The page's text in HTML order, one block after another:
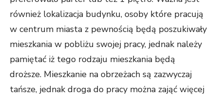
również lokalizacja budynku, osoby które pracują
w centrum miasta z pewnością będą poszukiwały
mieszkania w pobliżu swojej pracy, jednak należy
pamiętać iż tego rodzaju mieszkania będą
droższe. Mieszkanie na obrzeżach są zazwyczaj
tańsze, jednak droga do pracy można zająć więcej